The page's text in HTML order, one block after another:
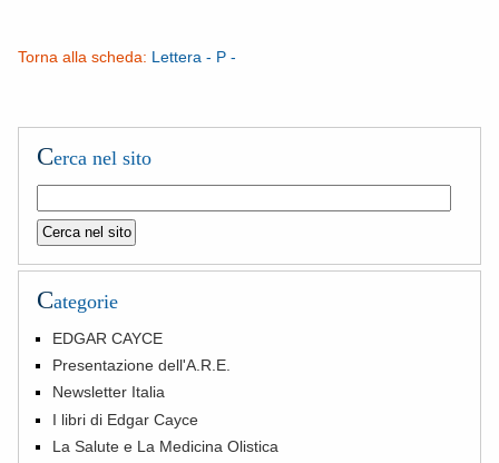
Torna alla scheda: Lettera - P -
Cerca nel sito
Categorie
EDGAR CAYCE
Presentazione dell'A.R.E.
Newsletter Italia
I libri di Edgar Cayce
La Salute e La Medicina Olistica